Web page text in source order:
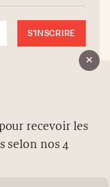
S'INSCRIRE
recevoir les
selon nos 4